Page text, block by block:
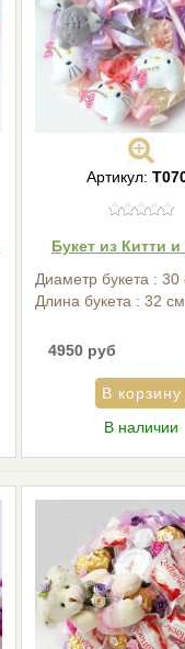
Артикул:
Букет из Китти
Диаметр букета : 30
Длина букета : 32 см
4950 руб
В наличии